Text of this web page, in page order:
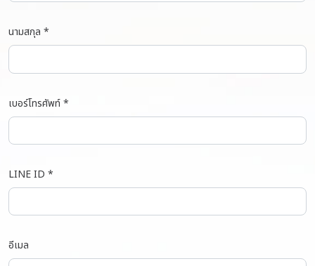
นามสกุล *
เบอร์โทรศัพท์ *
LINE ID *
อีเมล